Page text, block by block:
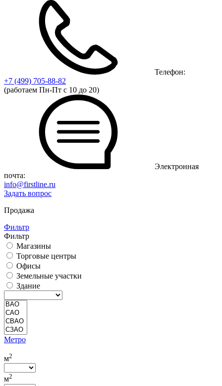
Телефон:
+7 (499) 705-88-82
(работаем Пн-Пт с 10 до 20)
Электронная
почта:
info@firstline.ru
Задать вопрос
Продажа
Фильтр
Фильтр
Магазины
Торговые центры
Офисы
Земельные участки
Здание
Метро
м2
м2